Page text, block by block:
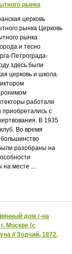
рынка
церковь
рынка Церковь
рынка
и тесно
Петрограда-
здесь были
церковь и школа.
работали
с
В 1935
Во время
большинство
разобраны на
на месте ...
дом г-на
Москве (с
// Зодчий, 1872,